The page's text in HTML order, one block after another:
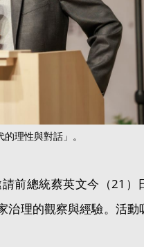
理性與對話」。
前總統蔡英文今（21
理的觀察與經驗。活